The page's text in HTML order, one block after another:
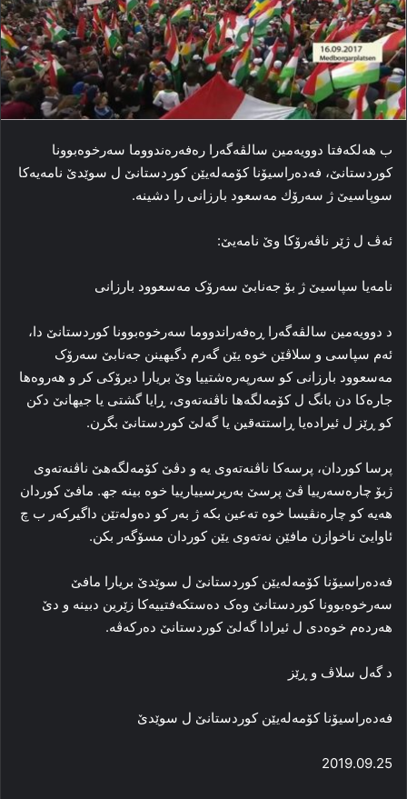
ب ھەلكەفتا دوویەمین سالڤەگەرا رەفەرەندووما سەرخوەبوونا
كوردستانێ، فه‌ده‌راسیۆنا کۆمه‌له‌یێن کوردستانێ ل سوێدێ نامەیەكا
سوپاسیێ ژ سەرۆك مەسعود بارزانی را دشینە.
ئەڤ ل ژێر ناڤەرۆكا وێ نامەیێ:
نامه‌یا سپاسیێ ژ بۆ جه‌نابێ سه‌رۆک مه‌سعوود بارزانی
د دوویه‌مین سالڤه‌گه‌را ڕه‌فه‌راندووما سه‌رخوه‌بوونا کوردستانێ دا،
ئه‌م سپاسی و سلاڤێن خوه‌ یێن گه‌رم دگیهینن جه‌نابێ سه‌رۆک
مه‌سعوود بارزانی کو سه‌رپه‌ره‌شتییا وێ بریارا دیرۆکی کر و هه‌روه‌ها
جاره‌کا دن بانگ ل کۆمه‌لگه‌ها ناڤنه‌ته‌وی، ڕایا گشتی یا جیهانێ دکن
کو ڕێز ل ئیراده‌یا ڕاستته‌قین یا گه‌لێ کوردستانێ بگرن.
پرسا کوردان، پرسه‌کا ناڤنه‌ته‌وی یه‌ و دڤێ کۆمه‌لگه‌هێ ناڤنه‌ته‌وی
ژبۆ چاره‌سه‌رییا ڤێ پرسێ به‌رپرسییارییا خوه‌ بینه‌ جھ. مافێ کوردان
هه‌یه‌ کو چاره‌نڤیسا خوه‌ تەعین بکه‌ ژ به‌ر کو ده‌وله‌تێن داگیرکه‌ر ب چ
ئاوایێ ناخوازن مافێن نه‌ته‌وی یێن کوردان مسۆگه‌ر بکن.
فه‌ده‌راسیۆنا کۆمه‌له‌یێن کوردستانێ ل سوێدێ بریارا مافێ
سه‌رخوه‌بوونا کوردستانێ وه‌ک ده‌ستکه‌فتییه‌کا زێرین دبینه‌ و دێ
هه‌رده‌م خوه‌دی ل ئیرادا گه‌لێ کوردستانێ ده‌رکه‌ڤه‌.
د گه‌ل سلاڤ و ڕێز
فه‌ده‌راسیۆنا کۆمه‌له‌یێن کوردستانێ ل سوێدێ
2019.09.25